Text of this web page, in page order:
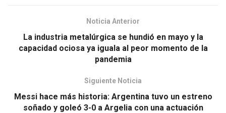
Noticia Anterior
La industria metalúrgica se hundió en mayo y la
capacidad ociosa ya iguala al peor momento de la
pandemia
Siguiente Noticia
Messi hace más historia: Argentina tuvo un estreno
soñado y goleó 3-0 a Argelia con una actuación